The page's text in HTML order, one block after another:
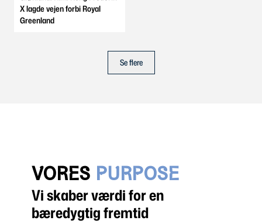
X lagde vejen forbi Royal
Greenland
Se flere
VORES PURPOSE
Vi skaber værdi for en
bæredygtig fremtid